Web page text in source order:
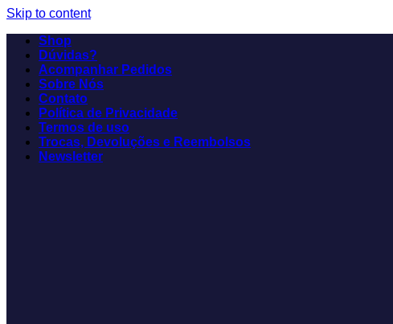
Skip to content
Shop
Dúvidas?
Acompanhar Pedidos
Sobre Nós
Contato
Política de Privacidade
Termos de uso
Trocas, Devoluções e Reembolsos
Newsletter